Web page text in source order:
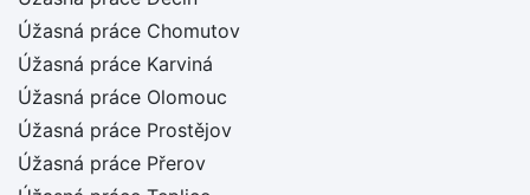
Úžasná práce Chomutov
Úžasná práce Karviná
Úžasná práce Olomouc
Úžasná práce Prostějov
Úžasná práce Přerov